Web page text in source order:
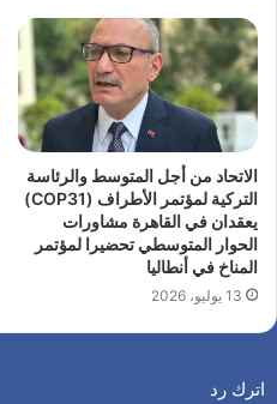
الاتحاد من أجل المتوسط والرئاسة
التركية لمؤتمر الأطراف (COP31)
يعقدان في القاهرة مشاورات
الحوار المتوسطي تحضيرا لمؤتمر
المناخ في أنطاليا
13 يوليو، 2026
اترك رد